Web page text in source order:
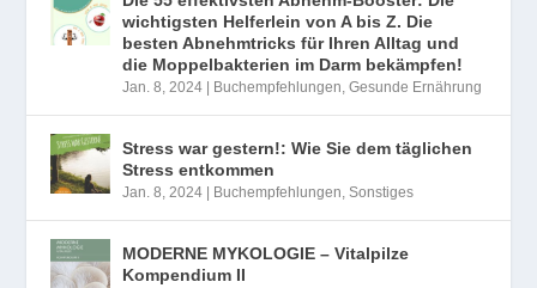
wichtigsten Helferlein von A bis Z. Die
besten Abnehmtricks für Ihren Alltag und
die Moppelbakterien im Darm bekämpfen!
Jan. 8, 2024 Buchempfehlungen,Gesunde Ernährung
Stress war gestern!: Wie Sie dem täglichen
Stress entkommen
Jan. 8, 2024 Buchempfehlungen,Sonstiges
MODERNE MYKOLOGIE – Vitalpilze
Kompendium II